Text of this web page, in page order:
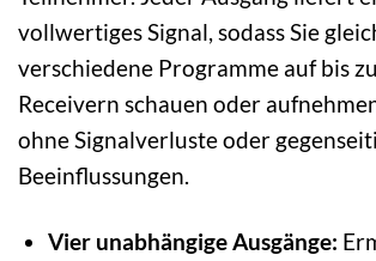
vollwertiges Signal, sodass Sie
verschiedene Programme auf bis
Receivern schauen oder
ohne Signalverluste oder
Beeinflussungen.
Vier unabhängige Ausgänge: